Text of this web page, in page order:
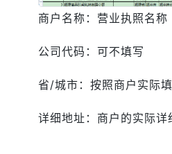
商户名称：营业执照名称
公司代码：可不填写
省/城市：按照商户实际
详细地址：商户的实际详